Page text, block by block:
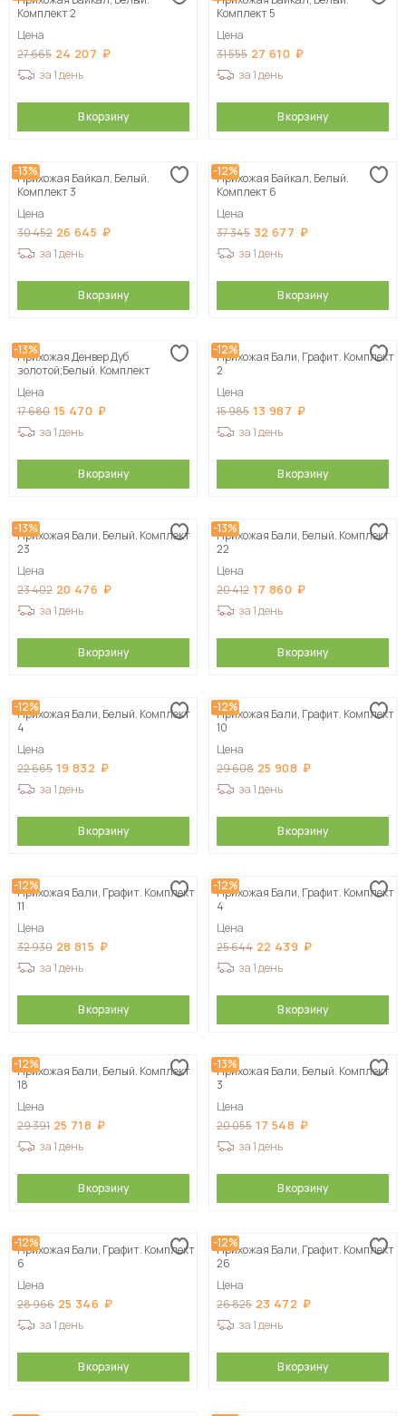
Комплект 2
Цена
27 665 24 207
за 1 день
В корзину
Комплект 5
Цена
31 555 27 610
за 1 день
В корзину
-13%
Прихожая Байкал, Белый.
Комплект 3
Цена
30 452 26 645
за 1 день
В корзину
-12%
Прихожая Байкал, Белый.
Комплект 6
Цена
37 345 32 677
за 1 день
В корзину
-13%
Прихожая Денвер Дуб
золотой;Белый. Комплект
Цена
17 680 15 470
за 1 день
В корзину
-12%
Прихожая Бали, Графит. Комплект
2
Цена
15 985 13 987
за 1 день
В корзину
-13%
Прихожая Бали, Белый. Комплект
23
Цена
23 402 20 476
за 1 день
В корзину
-13%
Прихожая Бали, Белый. Комплект
22
Цена
20 412 17 860
за 1 день
В корзину
-12%
Прихожая Бали, Белый. Комплект
4
Цена
22 665 19 832
за 1 день
В корзину
-12%
Прихожая Бали, Графит. Комплект
10
Цена
29 608 25 908
за 1 день
В корзину
-12%
Прихожая Бали, Графит. Комплект
11
Цена
32 930 28 815
за 1 день
В корзину
-12%
Прихожая Бали, Графит. Комплект
4
Цена
25 644 22 439
за 1 день
В корзину
-12%
Прихожая Бали, Белый. Комплект
18
Цена
29 391 25 718
за 1 день
В корзину
-13%
Прихожая Бали, Белый. Комплект
3
Цена
20 055 17 548
за 1 день
В корзину
-12%
Прихожая Бали, Графит. Комплект
6
Цена
28 966 25 346
за 1 день
В корзину
-12%
Прихожая Бали, Графит. Комплект
26
Цена
26 825 23 472
за 1 день
В корзину